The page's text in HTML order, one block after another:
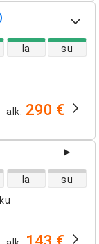
la su
alk. 290 €
la su